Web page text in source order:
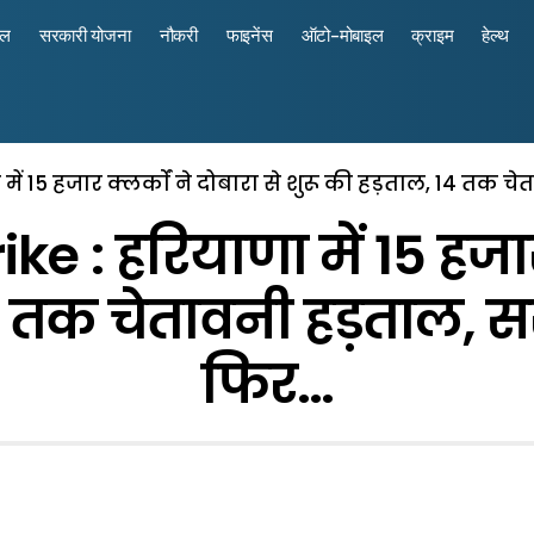
सरकारी योजना नौकरी फाइनेंस ऑटो-मोबाइल क्राइम हेल्थ
में 15 हजार क्लर्काें ने दोबारा से शुरू की हड़ताल, 14 तक
: हरियाणा में 15
चेतावनी हड़ताल,
फिर…